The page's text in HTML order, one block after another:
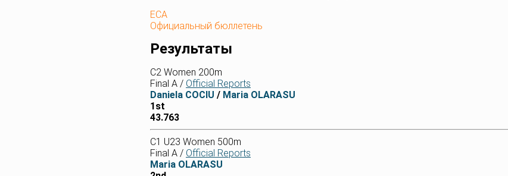
ECA
Официальный бюллетень
Результаты
C2 Women 200m
Final A / Official Reports
Daniela COCIU / Maria OLARASU
1st
43.763
C1 U23 Women 500m
Final A / Official Reports
Maria OLARASU